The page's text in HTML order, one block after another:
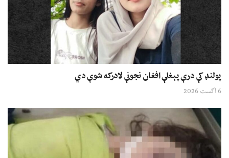
پولنډ کې درې پېغلې افغان نجونې لادرکه شوې دي
6 اگست 2026